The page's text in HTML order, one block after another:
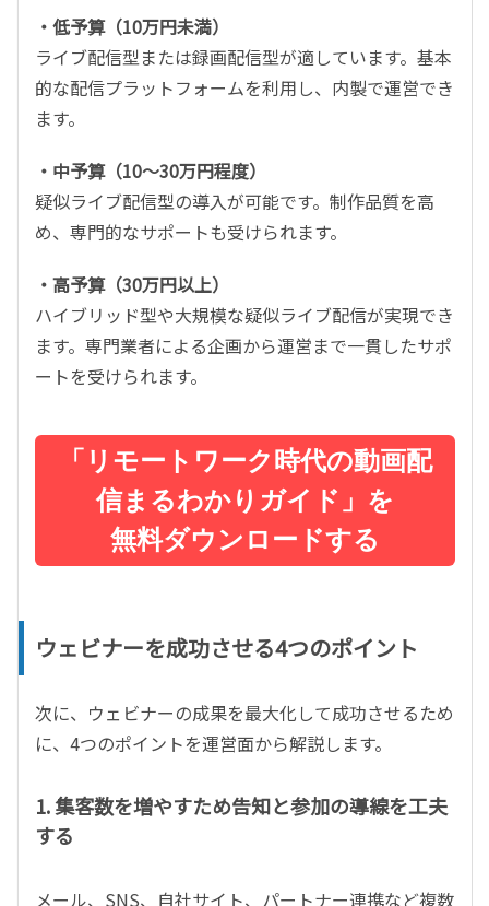
・低予算（10万円未満）
ライブ配信型または録画配信型が適しています。基本
的な配信プラットフォームを利用し、内製で運営でき
ます。
・中予算（10～30万円程度）
疑似ライブ配信型の導入が可能です。制作品質を高
め、専門的なサポートも受けられます。
・高予算（30万円以上）
ハイブリッド型や大規模な疑似ライブ配信が実現でき
ます。専門業者による企画から運営まで一貫したサポ
ートを受けられます。
「リモートワーク時代の動画配
信まるわかりガイド」を
無料ダウンロードする
ウェビナーを成功させる4つのポイント
次に、ウェビナーの成果を最大化して成功させるため
に、4つのポイントを運営面から解説します。
1. 集客数を増やすため告知と参加の導線を工夫
する
メール、SNS、自社サイト、パートナー連携など複数